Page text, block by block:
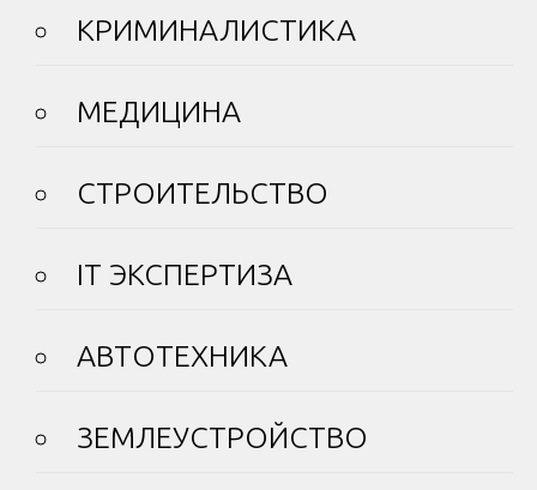
КРИМИНАЛИСТИКА
МЕДИЦИНА
СТРОИТЕЛЬСТВО
IT ЭКСПЕРТИЗА
АВТОТЕХНИКА
ЗЕМЛЕУСТРОЙСТВО